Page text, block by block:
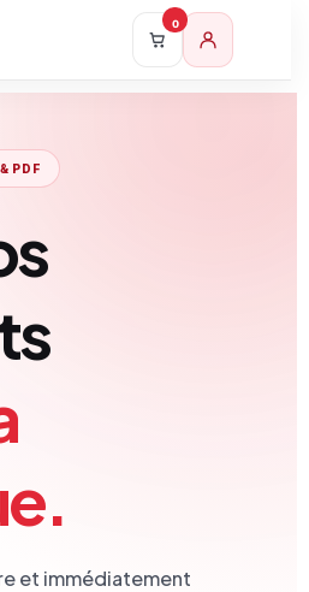
0
PDF
et immédiatement